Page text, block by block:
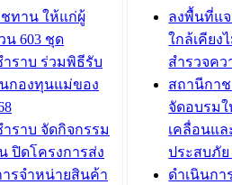
ราบ ร่วมการ
นานาชาติและ
รรมท้องถิ่น 2568
จัยดีเด่นจาก
ะเบียนภาษีป้าย
าณิชย์ บริเวณ
ประทุมเทพภักดี
เทศบาล
รับฟังคว
ผังเมือง
วารินชำ
เทศบาล
ซักซ้อมแ
ประโยช
บทความ อื่นๆ ...
ทาน ให้แก่ผู้
น 603 ชุด
ำราบ ร่วมพิธีรับ
กองทุนแม่ของ
ราบ จัดกิจกรรม
ปิดโครงการส่ง
รจำหน่ายสินค้า
ลงพื้นที่แ
ใกล้เคียง
สำรวจค
สถานีกา
จัดอบรม
เคลื่อนแ
ประสบภั
ดำเนินกา